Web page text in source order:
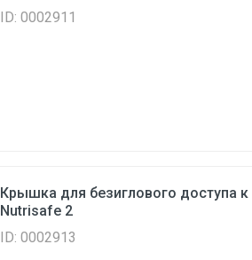
ID: 0002911
Крышка для безиглового доступа
Nutrisafe 2
ID: 0002913